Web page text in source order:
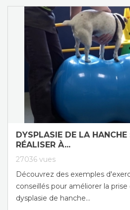
DYSPLASIE DE LA HANCHE
RÉALISER À...
27036 vues
Découvrez des exemples
conseillés pour améliorer la
dysplasie de hanche...